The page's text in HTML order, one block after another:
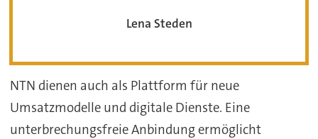
Lena Steden
NTN dienen auch als Plattform für neue
Umsatzmodelle und digitale Dienste. Eine
unterbrechungsfreie Anbindung ermöglicht